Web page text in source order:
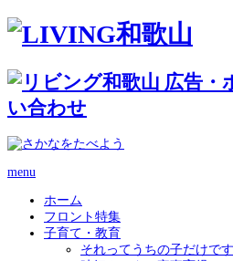
menu
ホーム
フロント特集
子育て・教育
それってうちの子だけで